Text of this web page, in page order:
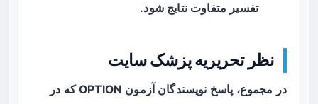
تفسیر متفاوت نتایج شود.
نظر تحریریه پزشک سایت
در مجموع، پاسخ نویسندگان آزمون OPTION که در